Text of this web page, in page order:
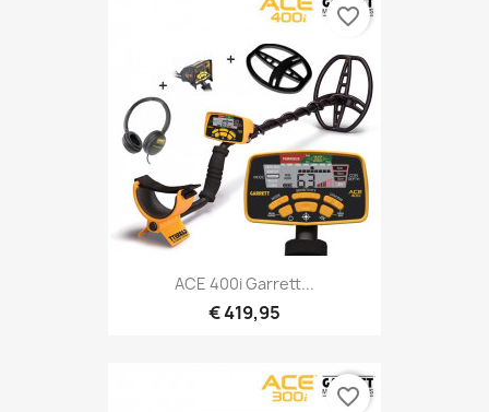
Snel bekijken
ACE 400i Garrett...
€ 419,95
favorite_border
favorite_border